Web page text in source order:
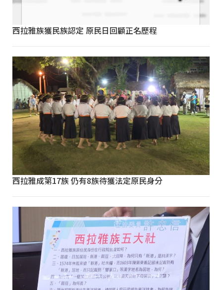
西拉雅族獲民族認定 原民日回顧正名歷程
西拉雅成第17族 仍有8族待獲法定原民身分